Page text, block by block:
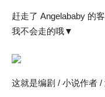
赶走了 Angelababy 的
我不会走的哦▼
这就是编剧 / 小说作者 /